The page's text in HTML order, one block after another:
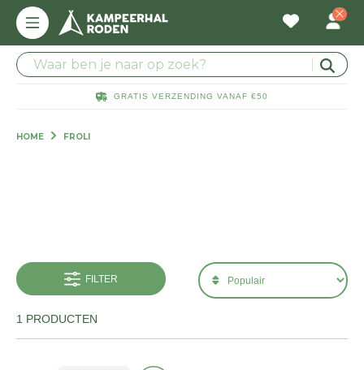
GRATIS VERZENDING VANAF €50
HOME FROLI
FILTER
1 PRODUCTEN